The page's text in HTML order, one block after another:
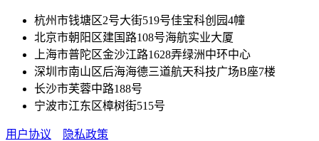
杭州市钱塘区2号大街519号佳宝科创园4幢
北京市朝阳区建国路108号海航实业大厦
上海市普陀区金沙江路1628弄绿洲中环中心
深圳市南山区后海海德三道航天科技广场B座7楼
长沙市芙蓉中路188号
宁波市江东区樟树街515号
用户协议 隐私政策